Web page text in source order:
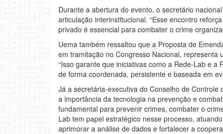
Durante a abertura do evento, o secretário
articulação interinstitucional. “Esse encontro
privado é essencial para combater o crime
Uema também ressaltou que a Proposta de
em tramitação no Congresso Nacional,
“Isso garante que iniciativas como a Rede-Lab e
de forma coordenada, persistente e baseada em
Já a secretária-executiva do Conselho de
a importância da tecnologia na prevenção e
fundamental para prevenir crimes, combater o
Lab tem papel estratégico nesse processo,
aprimorar a análise de dados e fortalecer a